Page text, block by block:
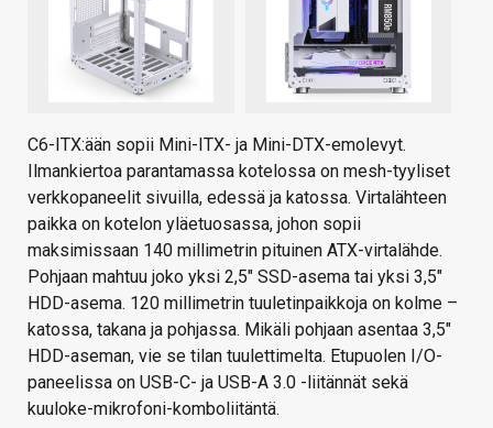
C6-ITX:ään sopii Mini-ITX- ja Mini-DTX-emolevyt.
Ilmankiertoa parantamassa kotelossa on mesh-tyyliset
verkkopaneelit sivuilla, edessä ja katossa. Virtalähteen
paikka on kotelon yläetuosassa, johon sopii
maksimissaan 140 millimetrin pituinen ATX-virtalähde.
Pohjaan mahtuu joko yksi 2,5″ SSD-asema tai yksi 3,5″
HDD-asema. 120 millimetrin tuuletinpaikkoja on kolme –
katossa, takana ja pohjassa. Mikäli pohjaan asentaa 3,5″
HDD-aseman, vie se tilan tuulettimelta. Etupuolen I/O-
paneelissa on USB-C- ja USB-A 3.0 -liitännät sekä
kuuloke-mikrofoni-komboliitäntä.